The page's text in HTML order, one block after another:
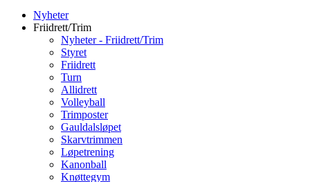
Nyheter
Friidrett/Trim
Nyheter - Friidrett/Trim
Styret
Friidrett
Turn
Allidrett
Volleyball
Trimposter
Gauldalsløpet
Skarvtrimmen
Løpetrening
Kanonball
Knøttegym